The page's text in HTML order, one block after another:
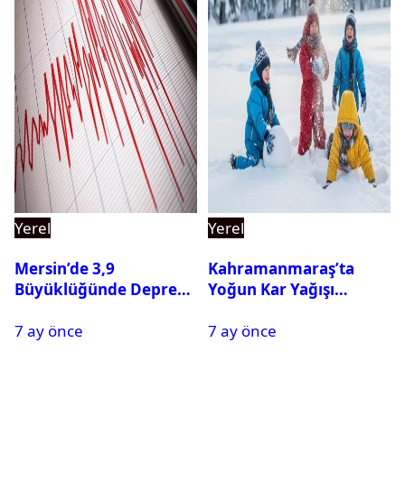
Yerel
Mersin’de 3,9
Büyüklüğünde Deprem
7 ay önce
Yerel
Kahramanmaraş’ta
Yoğun Kar Yağışı
Tatil
7 ay önce